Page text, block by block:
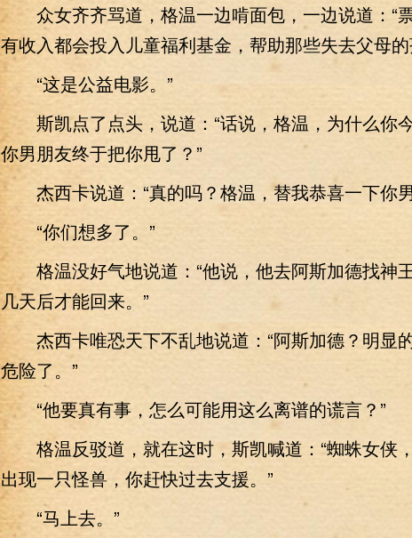
众女齐齐骂道，格温一边啃面包，一边说道：“
有收入都会投入儿童福利基金，帮助那些失去父母的
“这是公益电影。”
斯凯点了点头，说道：“话说，格温，为什么你
你男朋友终于把你甩了？”
杰西卡说道：“真的吗？格温，替我恭喜一下你
“你们想多了。”
格温没好气地说道：“他说，他去阿斯加德找神
几天后才能回来。”
杰西卡唯恐天下不乱地说道：“阿斯加德？明显
危险了。”
“他要真有事，怎么可能用这么离谱的谎言？”
格温反驳道，就在这时，斯凯喊道：“蜘蛛女侠
出现一只怪兽，你赶快过去支援。”
“马上去。”